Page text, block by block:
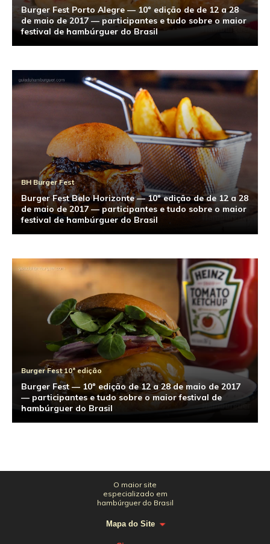
Burger Fest Porto Alegre — 10º edição de de 12 a 28
de maio de 2017 — participantes e tudo sobre o maior
festival de hambúrguer do Brasil
BH Burger Fest
Burger Fest Belo Horizonte — 10º edição de de 12 a 28
de maio de 2017 — participantes e tudo sobre o maior
festival de hambúrguer do Brasil
Burger Fest 10ª edição
Burger Fest — 10º edição de 12 a 28 de maio de 2017
— participantes e tudo sobre o maior festival de
hambúrguer do Brasil
O maior site
especializado em
hambúrguer do Brasil
Mapa do Site